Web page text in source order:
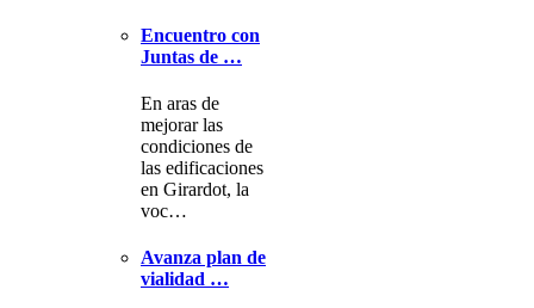
Encuentro con
Juntas de …
En aras de
mejorar las
condiciones de
las edificaciones
en Girardot, la
voc…
Avanza plan de
vialidad …